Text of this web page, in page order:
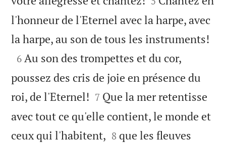
l'honneur de l'Eternel avec la harpe, avec
la harpe, au son de tous les instruments!

6 Au son des trompettes et du cor,
poussez des cris de joie en présence du
roi, de l'Eternel! 

7 Que la mer retentisse
avec tout ce qu'elle contient, le monde et
ceux qui l'habitent, 

8 que les fleuves